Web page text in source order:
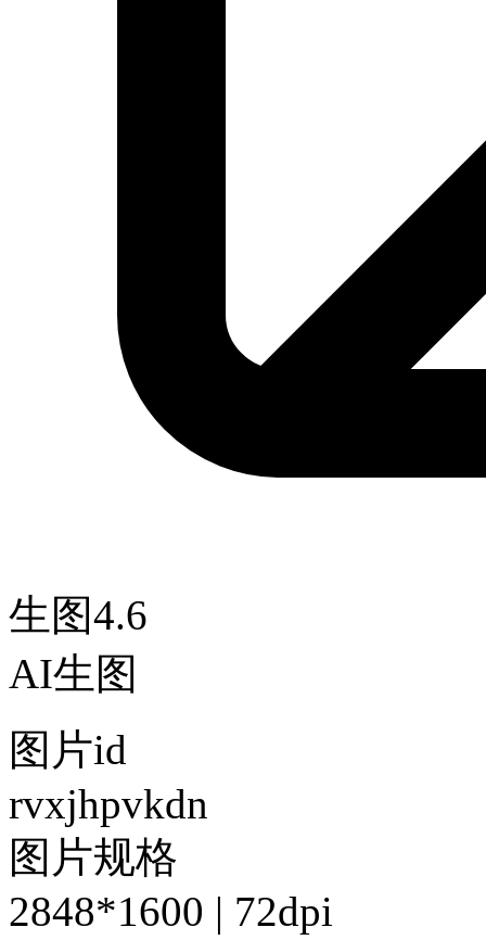
生图4.6
AI生图
图片id
rvxjhpvkdn
图片规格
2848*1600 | 72dpi